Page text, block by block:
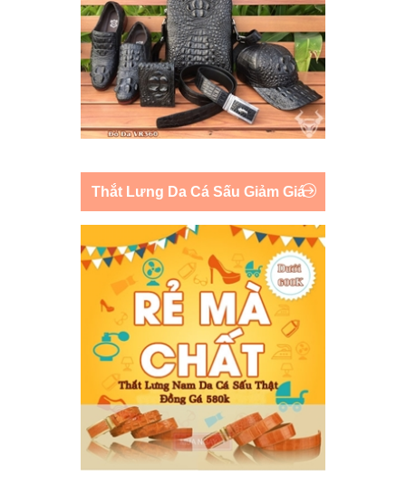
Thắt Lưng Da Cá Sấu Giảm Giá